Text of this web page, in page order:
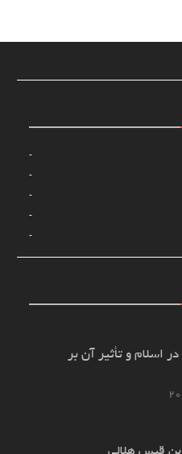
اسلام و تأثیر آن بر